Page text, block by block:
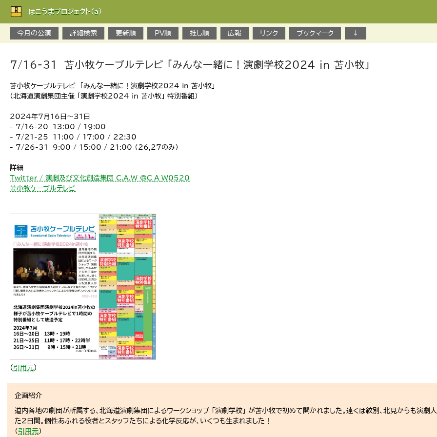
はこうまプロジェクト(a)
今月の公演 詳細検索 更新順 PV順 推し順 広報 リンク ブックマーク ↓
7/16-31 苫小牧ケーブルテレビ 「みんな一緒に！演劇学校2024 in 苫小牧」
苫小牧ケーブルテレビ 「みんな一緒に！演劇学校2024 in 苫小牧」
（北海道演劇集団主催 「演劇学校2024 in 苫小牧」 特別番組）
2024年7月16日～31日
- 7/16-20 13:00 / 19:00
- 7/21-25 11:00 / 17:00 / 22:30
- 7/26-31 9:00 / 15:00 / 21:00 （26,27のみ）
詳細
Twitter / 演劇及び文化創造集団 C.A.W @C_A_W0520
苫小牧ケーブルテレビ
（ 引用元）
企画紹介
道内各地の劇団が所属する、北海道演劇集団によるワークショップ 「演劇学校」 が苫小牧で初めて開かれました。遠くは紋別、北見からも演
た2日間。個性あふれる役者とスタッフたちによる化学反応が、いくつも生まれました！
（ 引用元）